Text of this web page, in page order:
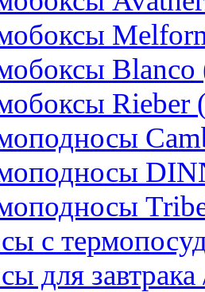
Blanco
Rieber
с
для завтрака